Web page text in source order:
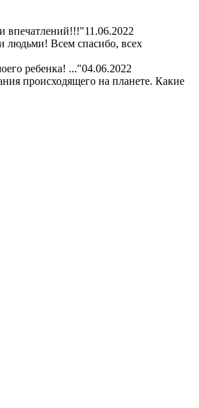
впечатлений!!!"11.06.2022
людьми! Всем спасибо, всех
ребенка! ..."04.06.2022
происходящего на планете. Какие